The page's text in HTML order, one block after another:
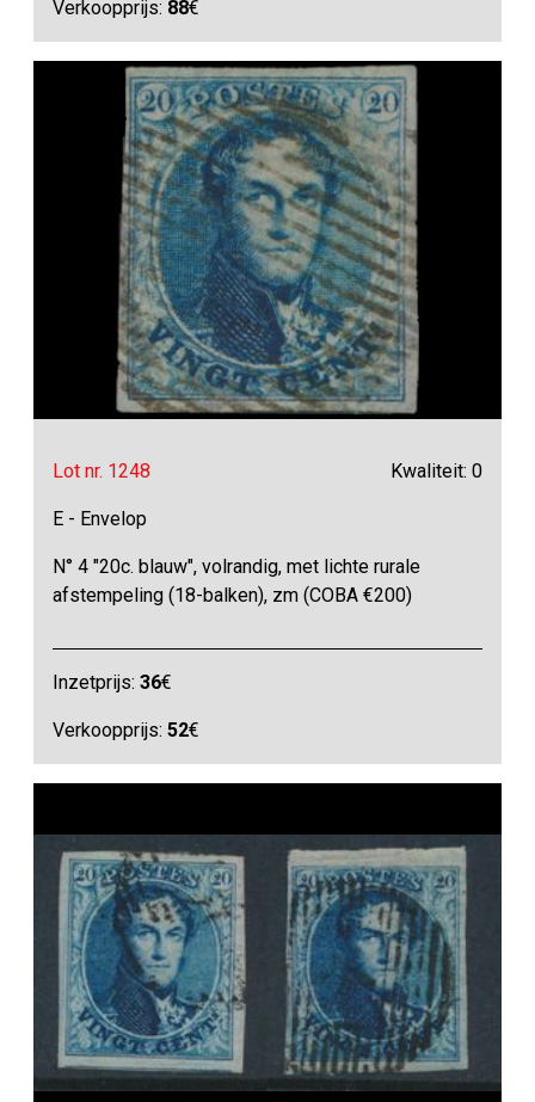
Verkoopprijs: 88€
Lot nr. 1248 Kwaliteit: 0
E - Envelop
N° 4 "20c. blauw", volrandig, met lichte rurale
afstempeling (18-balken), zm (COBA €200)
Inzetprijs:36€
Verkoopprijs:52€